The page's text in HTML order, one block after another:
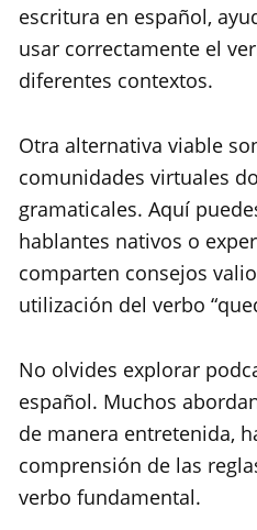
escritura en español,
usar correctamente el
diferentes contextos.
Otra alternativa viable
comunidades virtuales
gramaticales. Aquí
hablantes nativos o
comparten consejos
utilización del verbo
No olvides explorar
español. Muchos
de manera entretenida,
comprensión de las
verbo fundamental.